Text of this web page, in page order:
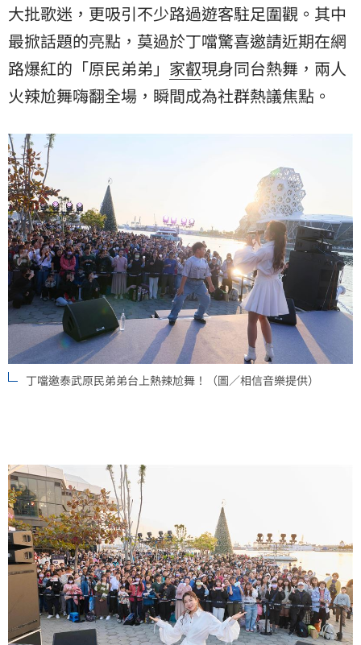
大批歌迷，更吸引不少路過遊客駐足圍觀。其中
最掀話題的亮點，莫過於丁噹驚喜邀請近期在網
路爆紅的「原民弟弟」 家叡現身同台熱舞，兩人
火辣尬舞嗨翻全場，瞬間成為社群熱議焦點。
丁噹邀泰武原民弟弟台上熱辣尬舞！（圖／相信音樂提供）